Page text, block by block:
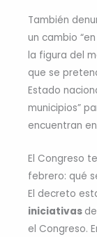
También
un cambio
la figura del
que se
Estado
municipios”
encuentran
El Congreso
febrero: qué
El decreto
iniciativas
el Congreso.